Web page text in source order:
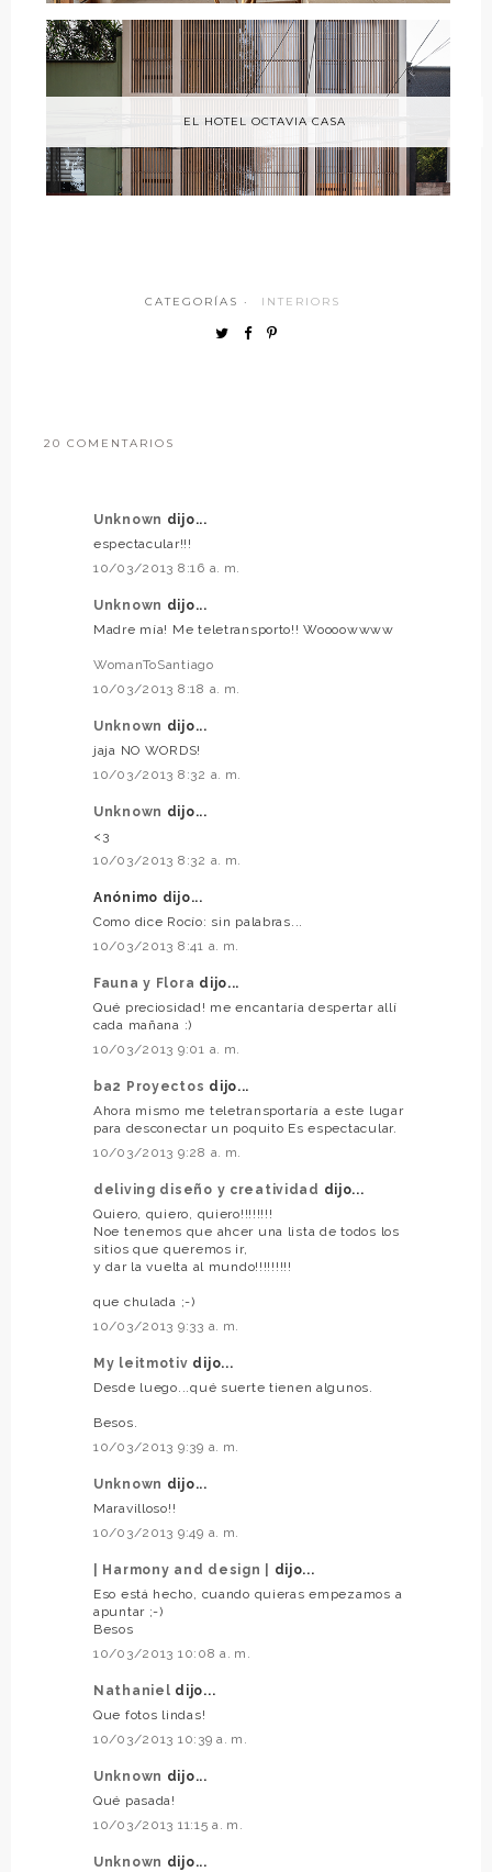
EL HOTEL OCTAVIA CASA
CATEGORÍAS · INTERIORS
20 COMENTARIOS
Unknown dijo...
espectacular!!!
10/03/2013 8:16 a. m.
Unknown dijo...
Madre mía! Me teletransporto!! Woooowwww
WomanToSantiago
10/03/2013 8:18 a. m.
Unknown dijo...
jaja NO WORDS!
10/03/2013 8:32 a. m.
Unknown dijo...
<3
10/03/2013 8:32 a. m.
Anónimo dijo...
Como dice Rocío: sin palabras...
10/03/2013 8:41 a. m.
Fauna y Flora dijo...
Qué preciosidad! me encantaría despertar allí
cada mañana :)
10/03/2013 9:01 a. m.
ba2 Proyectos dijo...
Ahora mismo me teletransportaría a este lugar
para desconectar un poquito Es espectacular.
10/03/2013 9:28 a. m.
deliving diseño y creatividad dijo...
Quiero, quiero, quiero!!!!!!!!
Noe tenemos que ahcer una lista de todos los
sitios que queremos ir,
y dar la vuelta al mundo!!!!!!!!!
que chulada ;-)
10/03/2013 9:33 a. m.
My leitmotiv dijo...
Desde luego...qué suerte tienen algunos.
Besos.
10/03/2013 9:39 a. m.
Unknown dijo...
Maravilloso!!
10/03/2013 9:49 a. m.
| Harmony and design |
dijo...
Eso está hecho, cuando quieras empezamos a
apuntar ;-)
Besos
10/03/2013 10:08 a. m.
Nathaniel dijo...
Que fotos lindas!
10/03/2013 10:39 a. m.
Unknown dijo...
Qué pasada!
10/03/2013 11:15 a. m.
Unknown dijo...